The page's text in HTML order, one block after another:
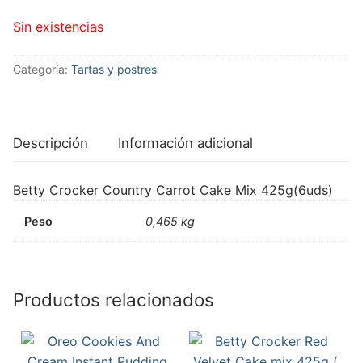
Sin existencias
Categoría: Tartas y postres
Descripción Información adicional
Betty Crocker Country Carrot Cake Mix 425g(6uds)
Peso 0,465 kg
Productos relacionados